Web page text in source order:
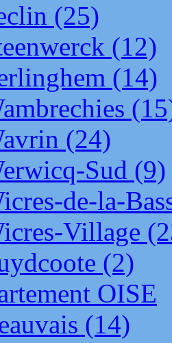
(25)
(12)
(14)
(24)
Sud (9)
de-la-
Village
(2)
OISE
(14)